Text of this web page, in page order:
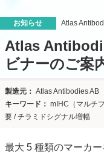
お知らせ Atlas
Atlas
ビナーのご案
Atlas Antibodies AB
mIHC（マルチ
要 / チラミドシグナル増幅
最大 5 種類のマーカ